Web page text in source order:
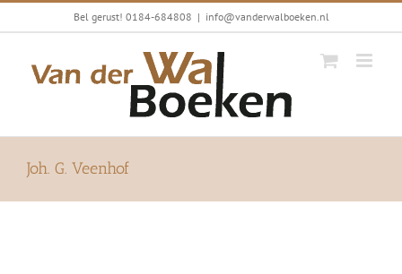
Ga
Bel gerust! 0184-684808 | info@vanderwalboeken.nl
Joh. G. Veenhof